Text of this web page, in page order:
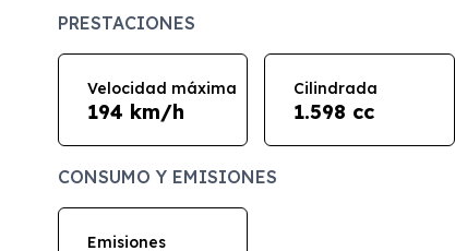
PRESTACIONES
Velocidad máxima
194 km/h
Cilindrada
1.598 cc
CONSUMO Y EMISIONES
Emisiones